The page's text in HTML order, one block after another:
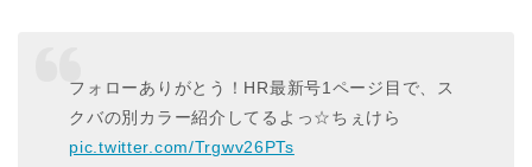
フォローありがとう！HR最新号1ページ目で、ス
クバの別カラー紹介してるよっ☆ちぇけら
pic.twitter.com/Trgwv26PTs